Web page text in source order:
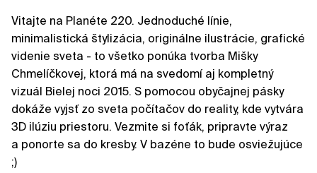
Vitajte na Planéte 220. Jednoduché línie,
minimalistická štylizácia, originálne ilustrácie, grafické
videnie sveta - to všetko ponúka tvorba Mišky
Chmelíčkovej, ktorá má na svedomí aj kompletný
vizuál Bielej noci 2015. S pomocou obyčajnej pásky
dokáže vyjsť zo sveta počítačov do reality, kde vytvára
3D ilúziu priestoru. Vezmite si foťák, pripravte výraz
a ponorte sa do kresby. V bazéne to bude osviežujúce
;)